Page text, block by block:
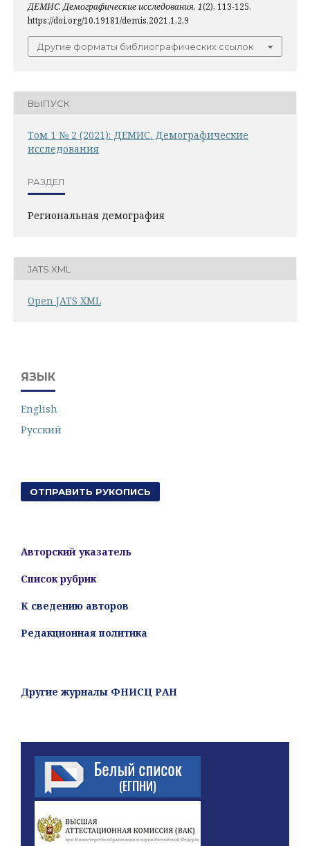
ДЕМИС. Демографические исследования, 1(2), 113-125.
https://doi.org/10.19181/demis.2021.1.2.9
Другие форматы библиографических ссылок
ВЫПУСК
Том 1 № 2 (2021): ДЕМИС. Демографические
исследования
РАЗДЕЛ
Региональная демография
JATS XML
Open JATS XML
ЯЗЫК
English
Русский
ОТПРАВИТЬ РУКОПИСЬ
Авторский указатель
Список рубрик
К сведению авторов
Редакционная политика
Другие журналы ФНИСЦ РАН